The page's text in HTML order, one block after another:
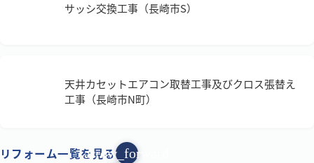
サッシ交換工事（長崎市S）
天井カセットエアコン取替工事及びクロス張替え
工事（長崎市N町）
arrow_forward
リフォーム一覧を見る